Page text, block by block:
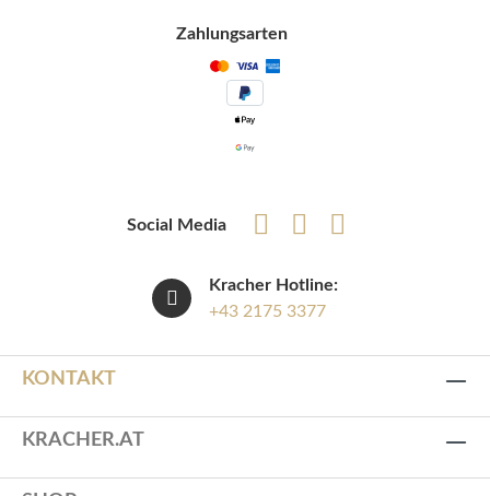
Zahlungsarten
Social Media
Kracher Hotline:
+43 2175 3377
KONTAKT
KRACHER.AT